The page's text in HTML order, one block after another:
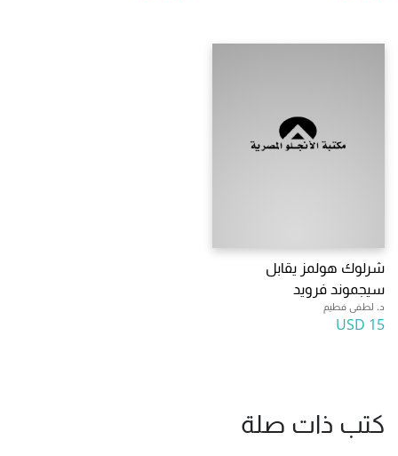
شرلوك هولمز يقابل
سيجموند فرويد
د. لطفى فطيم
15 USD
كتب ذات صلة